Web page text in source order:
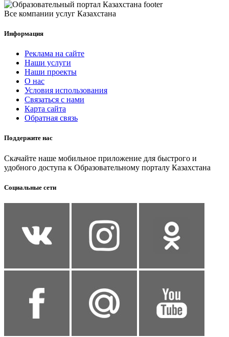
Все компании услуг Казахстана
Информация
Реклама на сайте
Наши услуги
Наши проекты
О нас
Условия использования
Связаться с нами
Карта сайта
Обратная связь
Поддержите нас
Скачайте наше мобильное приложение для быстрого и
удобного доступа к Образовательному порталу Казахстана
Социальные сети